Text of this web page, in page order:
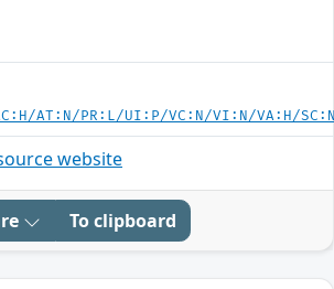
AT:N/PR:L/UI:P/VC:N/VI:N/VA:H/
website
To clipboard